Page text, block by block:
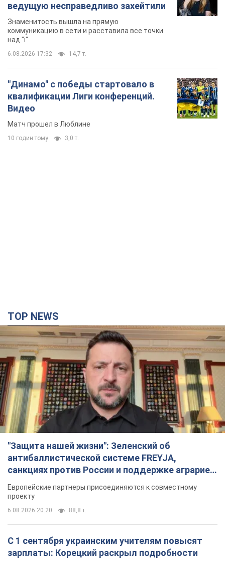
ведущую несправедливо захейтили
Знаменитость вышла на прямую
коммуникацию в сети и расставила все точки
над "i"
6.08.2026 17:32 14,7 т.
"Динамо" с победы стартовало в
квалификации Лиги конференций.
Видео
Матч прошел в Люблине
10 годин тому 3,0 т.
TOP NEWS
"Защита нашей жизни": Зеленский об
антибаллистической системе FREYJA,
санкциях против России и поддержке аграриев.
Видео
Европейские партнеры присоединяются к совместному
проекту
6.08.2026 20:20 88,8 т.
С 1 сентября украинским учителям повысят
зарплаты: Корецкий раскрыл подробности